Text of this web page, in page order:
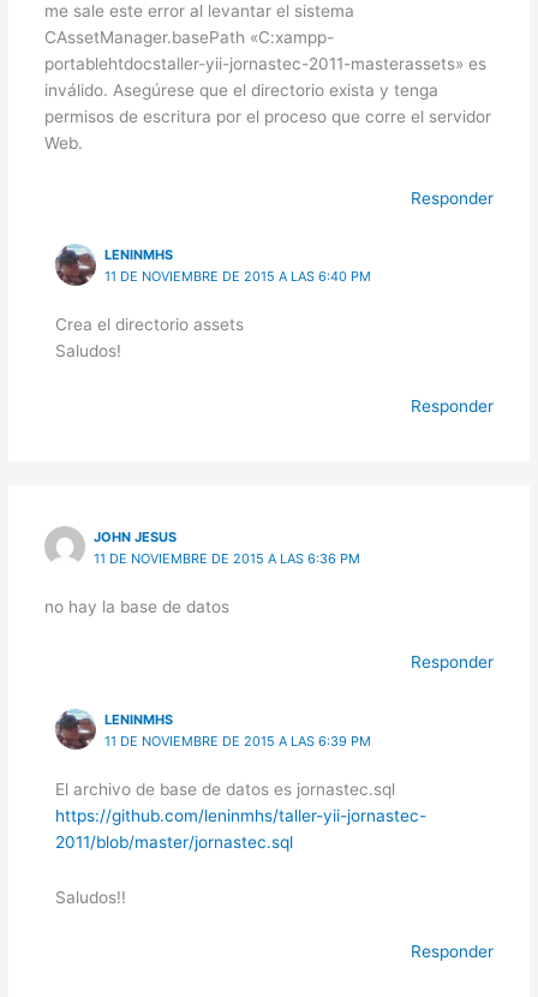
me sale este error al levantar el sistema
CAssetManager.basePath «C:xampp-
portablehtdocstaller-yii-jornastec-2011-masterassets» es
inválido. Asegúrese que el directorio exista y tenga
permisos de escritura por el proceso que corre el servidor
Web.
Responder
LENINMHS
11 DE NOVIEMBRE DE 2015 A LAS 6:40 PM
Crea el directorio assets
Saludos!
Responder
JOHN JESUS
11 DE NOVIEMBRE DE 2015 A LAS 6:36 PM
no hay la base de datos
Responder
LENINMHS
11 DE NOVIEMBRE DE 2015 A LAS 6:39 PM
El archivo de base de datos es jornastec.sql
https://github.com/leninmhs/taller-yii-jornastec-
2011/blob/master/jornastec.sql
Saludos!!
Responder